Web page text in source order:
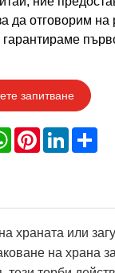
да отговорим
гарантираме
запитване
WhatsAppPinterestLinkedIn
храната или
на храна